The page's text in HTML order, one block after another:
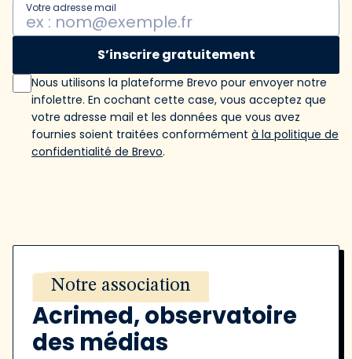
Votre adresse mail
S’inscrire gratuitement
Nous utilisons la plateforme Brevo pour envoyer notre
infolettre. En cochant cette case, vous acceptez que
votre adresse mail et les données que vous avez
fournies soient traitées conformément à la politique de
confidentialité de Brevo.
Notre association
Acrimed, observatoire
des médias